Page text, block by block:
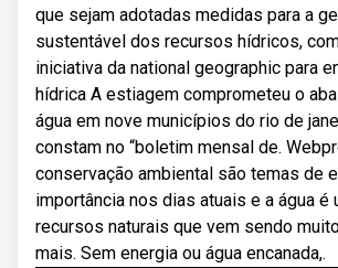
que sejam adotadas medidas para a
sustentável dos recursos hídricos,
iniciativa da national geographic para
hídrica A estiagem comprometeu o
água em nove municípios do rio de
constam no “boletim mensal de.
conservação ambiental são temas de
importância nos dias atuais e a água é
recursos naturais que vem sendo
mais. Sem energia ou água encanada,.